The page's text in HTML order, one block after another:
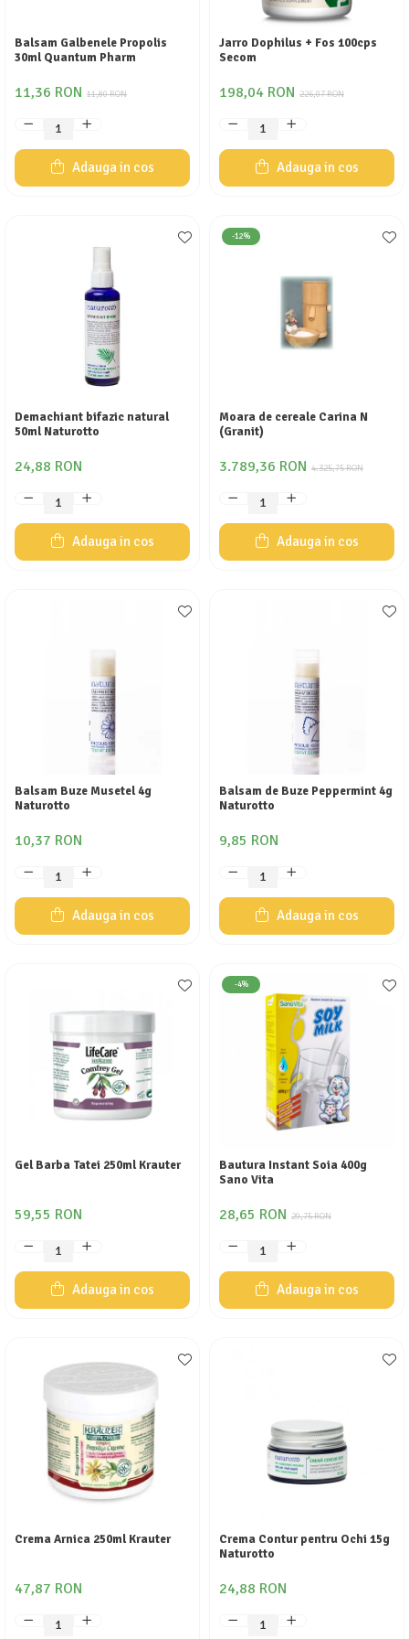
Magneziu
Fier
Multiminerale
Balsam Galbenele Propolis
30ml Quantum Pharm
11,80 RON
11,36 RON
Adauga in cos
Jarro Dophilus + Fos 100cps
Secom
226,07 RON
198,04 RON
Adauga in cos
Demachiant bifazic natural
50ml Naturotto
24,88 RON
Adauga in cos
-12%
Moara de cereale Carina N
(Granit)
4.325,75 RON
3.789,36 RON
Adauga in cos
Balsam Buze Musetel 4g
Naturotto
10,37 RON
Adauga in cos
Balsam de Buze Peppermint 4g
Naturotto
9,85 RON
Adauga in cos
Gel Barba Tatei 250ml Krauter
59,55 RON
Adauga in cos
-4%
Bautura Instant Soia 400g
Sano Vita
29,75 RON
28,65 RON
Adauga in cos
Crema Arnica 250ml Krauter
47,87 RON
Crema Contur pentru Ochi 15g
Naturotto
24,88 RON